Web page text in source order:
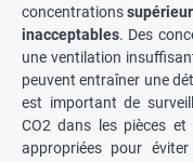
concentrations
inacceptables. Des
une ventilation
peuvent entraîner une
est important de
CO2 dans les pièces
appropriées pour